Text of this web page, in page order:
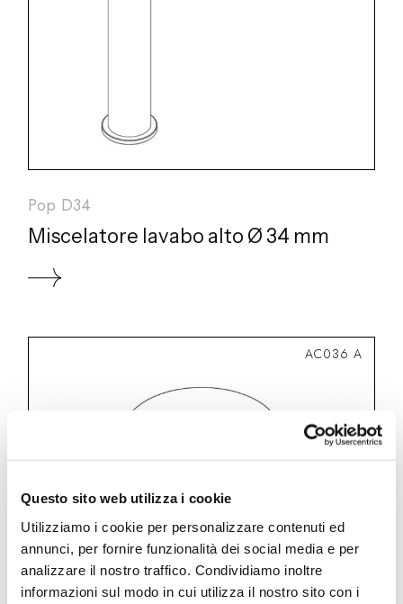
Questo sito web utilizza i cookie
Utilizziamo i cookie per personalizzare contenuti ed
annunci, per fornire funzionalità dei social media e per
analizzare il nostro traffico. Condividiamo inoltre
informazioni sul modo in cui utilizza il nostro sito con i
Pop D34
Miscelatore lavabo alto Ø 34 mm
AC036 A